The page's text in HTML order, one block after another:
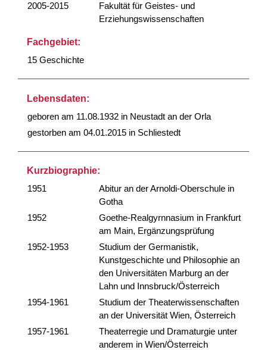
2005-2015
Fakultät für Geistes- und
Erziehungswissenschaften
Fachgebiet:
15 Geschichte
Lebensdaten:
geboren am 11.08.1932 in Neustadt an der Orla
gestorben am 04.01.2015 in Schliestedt
Kurzbiographie:
1951
Abitur an der Arnoldi-Oberschule in
Gotha
1952
Goethe-Realgyrnnasium in Frankfurt
am Main, Ergänzungsprüfung
1952-1953
Studium der Germanistik,
Kunstgeschichte und Philosophie an
den Universitäten Marburg an der
Lahn und Innsbruck/Österreich
1954-1961
Studium der Theaterwissenschaften
an der Universität Wien, Österreich
1957-1961
Theaterregie und Dramaturgie unter
anderem in Wien/Österreich